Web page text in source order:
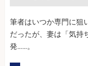
筆者はいつか専門に狙
だったが、妻は「気持
発……。